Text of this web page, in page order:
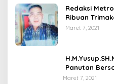
Redaksi
Ribuan
Pengunjung
Maret 7, 2021
Panutan
Maret 7, 2021